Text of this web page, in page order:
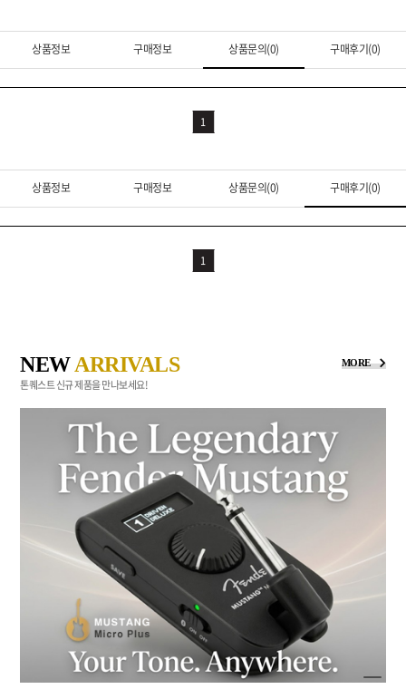
상품정보 구매정보 상품문의(0) 구매후기(0)
1
상품정보 구매정보 상품문의(0) 구매후기(0)
1
NEWARRIVALS MORE
톤퀘스트 신규 제품을 만나보세요!